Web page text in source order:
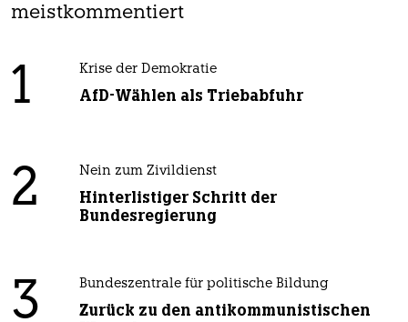
meistkommentiert
1 Krise der Demokratie
AfD-Wählen als Triebabfuhr
2 Nein zum Zivildienst
Hinterlistiger Schritt der
Bundesregierung
3 Bundeszentrale für politische Bildung
Zurück zu den antikommunistischen